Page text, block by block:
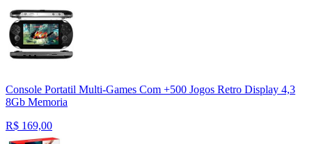
Console Portatil Multi-Games Com +500 Jogos Retro Display 4,3
8Gb Memoria
R$ 169,00